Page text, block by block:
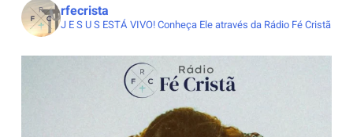
rfecrista
J E S U S ESTÁ VIVO!Conheça Ele através da Rádio Fé Cristã